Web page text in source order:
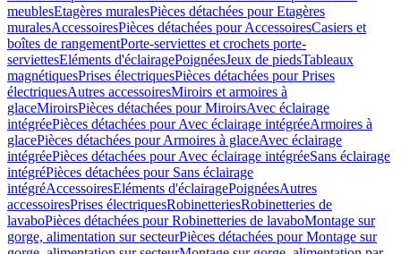
meublesEtagères muralesPièces détachées pour Etagères
muralesAccessoiresPièces détachées pour AccessoiresCasiers et
boîtes de rangementPorte-serviettes et crochets porte-
serviettesEléments d'éclairagePoignéesJeux de piedsTableaux
magnétiquesPrises électriquesPièces détachées pour Prises
électriquesAutres accessoiresMiroirs et armoires à
glaceMiroirsPièces détachées pour MiroirsAvec éclairage
intégréePièces détachées pour Avec éclairage intégréeArmoires à
glacePièces détachées pour Armoires à glaceAvec éclairage
intégréePièces détachées pour Avec éclairage intégréeSans éclairage
intégréPièces détachées pour Sans éclairage
intégréAccessoiresEléments d'éclairagePoignéesAutres
accessoiresPrises électriquesRobinetteriesRobinetteries de
lavaboPièces détachées pour Robinetteries de lavaboMontage sur
gorge, alimentation sur secteurPièces détachées pour Montage sur